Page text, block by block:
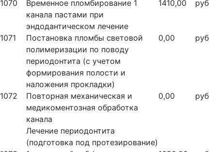
1070
Временное пломбирование 1
канала пастами при
эндодантическом лечение
1410,00 руб
1071
Постановка пломбы световой
полимеризации по поводу
периодонтита (с учетом
формирования полости и
наложения прокладки)
0,00 руб
1072
Повторная механическая и
медикоментозная обработка
канала
0,00 руб
Лечение периодонтита
(подготовка под протезирование)